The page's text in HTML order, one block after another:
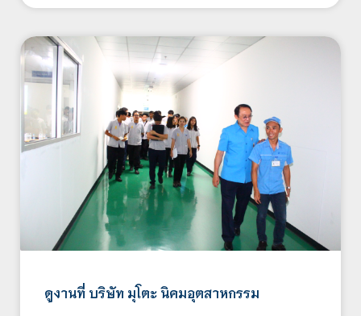
ดูงานที่ บริษัท มุโตะ นิคมอุตสาหกรรม